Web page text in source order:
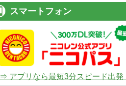
スマートフォン
⇒ アプリなら最短3分スピード出発